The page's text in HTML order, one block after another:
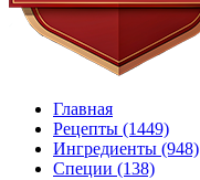
Главная
Рецепты (1449)
Ингредиенты (948)
Специи (138)